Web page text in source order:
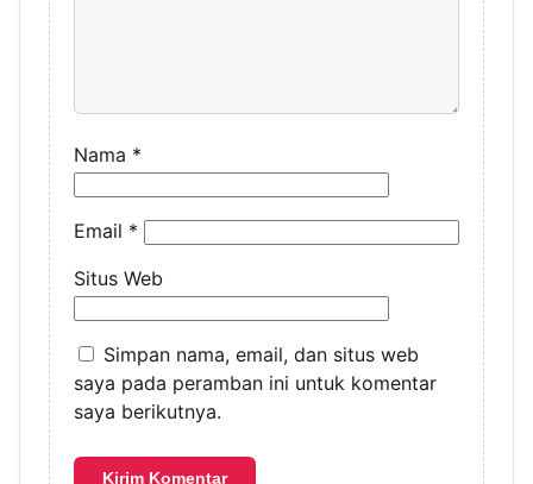
Nama *
Email *
Situs Web
Simpan nama, email, dan situs web
saya pada peramban ini untuk komentar
saya berikutnya.